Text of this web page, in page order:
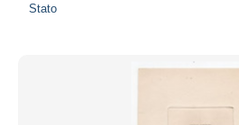
Stato